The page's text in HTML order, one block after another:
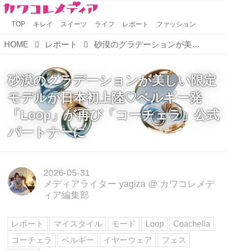
TOP キレイ スイーツ ライフ レポート ファッション
HOME レポート 砂漠のグラデーションが美しい限定モデルが日本初上陸♡ベルギー発「Loop」が再び「コーチェラ」公式パートナーに
砂漠のグラデーションが美しい限定
モデルが日本初上陸♡ベルギー発
「Loop」が再び「コーチェラ」公式
パートナーに
2026-05-31
メディアライター yagiza @ カワコレメデ
ィア編集部
レポート マイスタイル モード Loop
Coachella
コーチェラ
ベルギー イヤーウェア
フェス